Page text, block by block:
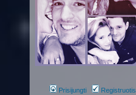
Prisijungti Registruotis